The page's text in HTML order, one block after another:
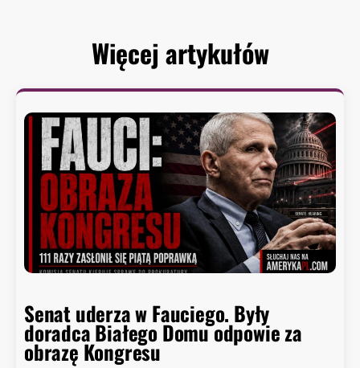
Więcej artykułów
Senat uderza w Fauciego. Były
doradca Białego Domu odpowie za
obrazę Kongresu